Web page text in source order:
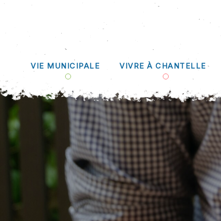
VIE MUNICIPALE VIVRE À CHANTELLE